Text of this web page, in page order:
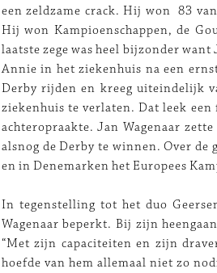
een zeldzame crack. Hij won 83
Hij won Kampioenschappen, de
laatste zege was heel bijzonder
Annie in het ziekenhuis na een
Derby rijden en kreeg uiteindelijk
ziekenhuis te verlaten. Dat leek
achteropraakte. Jan Wagenaar
alsnog de Derby te winnen. Over
en in Denemarken het Europees
In tegenstelling tot het duo
Wagenaar beperkt. Bij zijn
“Met zijn capaciteiten en zijn
hoefde van hem allemaal niet zo